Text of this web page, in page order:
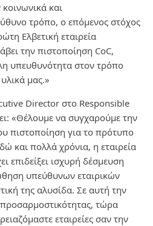
και
τρόπο, ο επόμενος στόχος
Ελβετική εταιρεία
την πιστοποίηση CoC,
υπευθυνότητα στον τρόπο
μας.»
Director στο Responsible
«Θέλουμε να συγχαρούμε την
πιστοποίηση για το πρότυπο
και πολλά χρόνια, η εταιρεία
επιδείξει ισχυρή δέσμευση
υπεύθυνων εταιρικών
της αλυσίδα. Σε αυτή την
τώρα
εταιρείες σαν την